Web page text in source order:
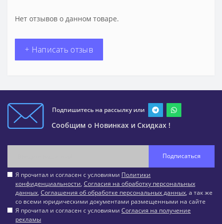
Нет отзывов о данном товаре.
+ Написать отзыв
Подпишитесь на рассылку или
Сообщим о Новинках и Скидках !
Подписаться
Я прочитал и согласен с условиями Политики
конфиденциальности, Согласия на обработку персональных
данных, Соглашения об обработке персональных данных, а так же
со всеми юридическими документами размещенными на сайте
Я прочитал и согласен с условиями Согласия на получение
рекламы